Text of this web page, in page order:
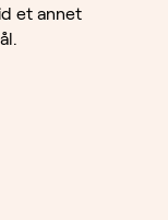
et annet